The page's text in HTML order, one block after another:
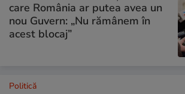
care România ar putea avea un
nou Guvern: „Nu rămânem în
acest blocaj”
Politică